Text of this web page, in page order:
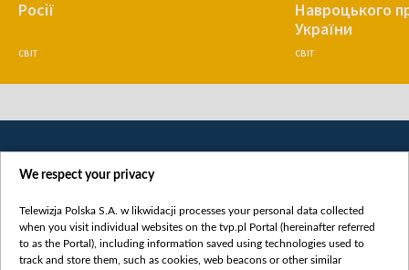
Росії
СВІТ
Навроцького
України
СВІТ
Категорії
We respect your privacy
Telewizja Polska S.A. w likwidacji processes your personal data collected
when you visit individual websites on the tvp.pl Portal (hereinafter referred
to as the Portal), including information saved using technologies used to
track and store them, such as cookies, web beacons or other similar